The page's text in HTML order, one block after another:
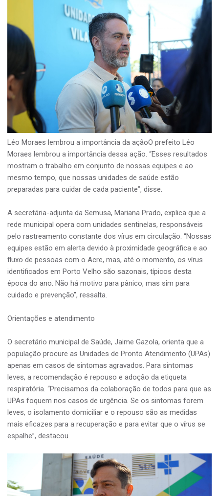
Léo Moraes lembrou a importância da açãoO prefeito Léo
Moraes lembrou a importância dessa ação. “Esses resultados
mostram o trabalho em conjunto de nossas equipes e ao
mesmo tempo, que nossas unidades de saúde estão
preparadas para cuidar de cada paciente”, disse.
A secretária-adjunta da Semusa, Mariana Prado, explica que a
rede municipal opera com unidades sentinelas, responsáveis
pelo rastreamento constante dos vírus em circulação. “Nossas
equipes estão em alerta devido à proximidade geográfica e ao
fluxo de pessoas com o Acre, mas, até o momento, os vírus
identificados em Porto Velho são sazonais, típicos desta
época do ano. Não há motivo para pânico, mas sim para
cuidado e prevenção”, ressalta.
Orientações e atendimento
O secretário municipal de Saúde, Jaime Gazola, orienta que a
população procure as Unidades de Pronto Atendimento (UPAs)
apenas em casos de sintomas agravados. Para sintomas
leves, a recomendação é repouso e adoção da etiqueta
respiratória. “Precisamos da colaboração de todos para que as
UPAs foquem nos casos de urgência. Se os sintomas forem
leves, o isolamento domiciliar e o repouso são as medidas
mais eficazes para a recuperação e para evitar que o vírus se
espalhe”, destacou.